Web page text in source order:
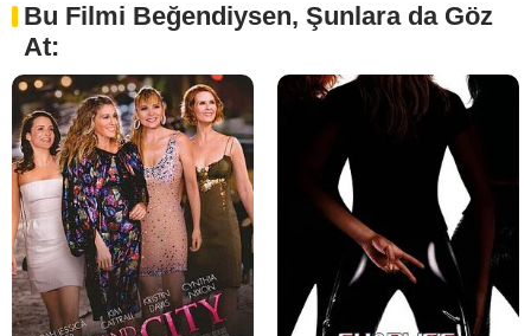
Bu Filmi Beğendiysen, Şunlara da Göz
At: